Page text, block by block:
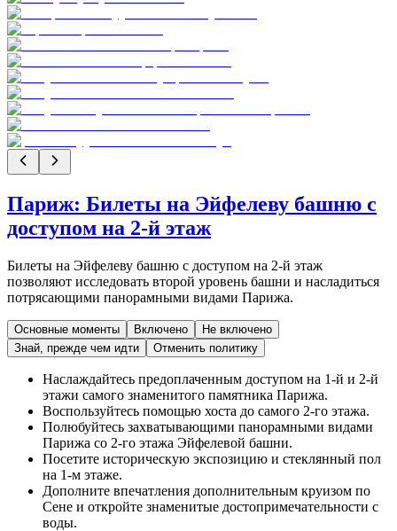
Париж: Билеты на Эйфелеву башню с
доступом на 2-й этаж
Билеты на Эйфелеву башню с доступом на 2-й этаж
позволяют исследовать второй уровень башни и насладиться
потрясающими панорамными видами Парижа.
Основные моменты Включено
Не включено
Знай, прежде чем идти
Отменить политику
Наслаждайтесь предоплаченным доступом на 1-й и 2-й
этажи самого знаменитого памятника Парижа.
Воспользуйтесь помощью хоста до самого 2-го этажа.
Полюбуйтесь захватывающими панорамными видами
Парижа со 2-го этажа Эйфелевой башни.
Посетите историческую экспозицию и стеклянный пол
на 1-м этаже.
Дополните впечатления дополнительным круизом по
Сене и откройте знаменитые достопримечательности с
воды.